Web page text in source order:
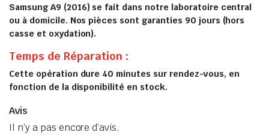
Samsung A9 (2016) se fait dans notre laboratoire central
ou à domicile. Nos pièces sont garanties 90 jours (hors
casse et oxydation).
Temps de Réparation :
Cette opération dure 40 minutes sur rendez-vous, en
fonction de la disponibilité en stock.
Avis
Il n’y a pas encore d’avis.